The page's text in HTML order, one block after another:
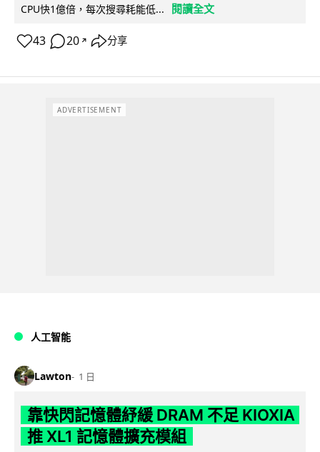
CPU快1億倍，每次搜尋耗能低...
閱讀全文
43 20 ↗ 分享
ADVERTISEMENT
人工智能
Lawton 1 日
靠快閃記憶體紓緩 DRAM 不足 KIOXIA
推 XL1 記憶體擴充模組